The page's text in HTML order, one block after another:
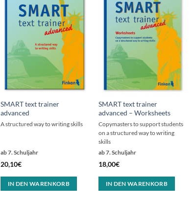
SMART text trainer
advanced
ab 7. Schuljahr
20,10€
A structured way to writing skills
IN DEN WARENKORB
SMART text trainer
advanced – Worksheets
ab 7. Schuljahr
18,00€
Copymasters to support students
on a structured way to writing
skills
IN DEN WARENKORB